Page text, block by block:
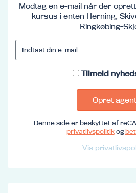
Modtag en e-mail når der
kursus i enten Herning,
Ringkøbing-
Tilmeld
Opret agent
Denne side er beskyttet af
privatlivspolitikog
Vis